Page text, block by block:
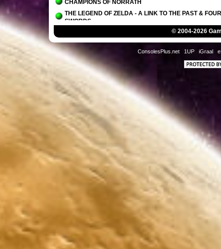
CHAMPIONS OF NORRATH
THE LEGEND OF ZELDA - A LINK TO THE PAST & FOUR
SWORDS
RATCHET ET CLANK 2
DRAGON BALL Z BUDOKAI 2
FINAL FANTASY X-2
FIFA FOOTBALL 2004
GOBLIN COMMANDER
© 2004-2026
ConsolesPlus.net 1UP iGraal